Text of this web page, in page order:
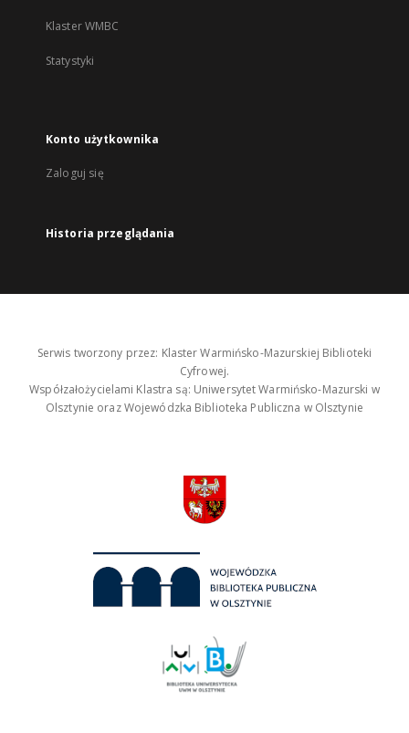
Klaster WMBC
Statystyki
Konto użytkownika
Zaloguj się
Historia przeglądania
Serwis tworzony przez: Klaster Warmińsko-Mazurskiej Biblioteki
Cyfrowej.
Współzałożycielami Klastra są: Uniwersytet Warmińsko-Mazurski w
Olsztynie oraz Wojewódzka Biblioteka Publiczna w Olsztynie